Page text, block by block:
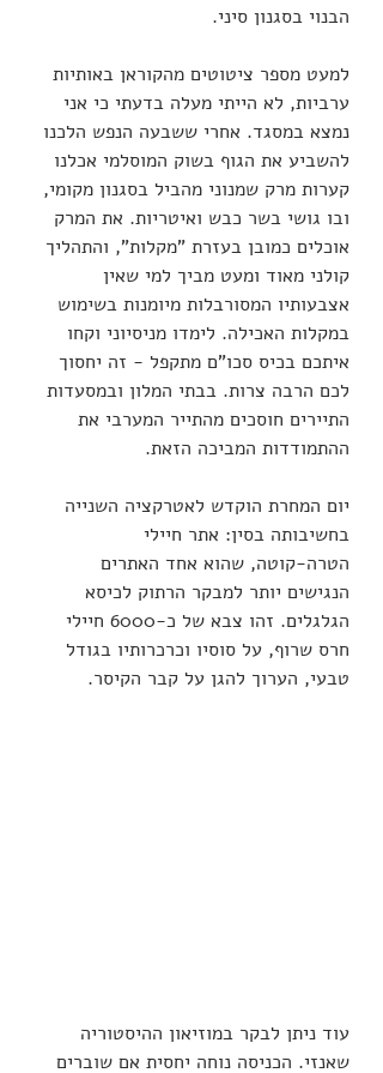
הבנוי בסגנון סיני.
למעט מספר ציטוטים מהקוראן באותיות
ערביות, לא הייתי מעלה בדעתי כי אני
נמצא במסגד. אחרי ששבעה הנפש הלכנו
להשביע את הגוף בשוק המוסלמי אכלנו
קערות מרק שמנוני מהביל בסגנון מקומי,
ובו גושי בשר כבש ואיטריות. את המרק
אוכלים כמובן בעזרת "מקלות", והתהליך
קולני מאוד ומעט מביך למי שאין
אצבעותיו המסורבלות מיומנות בשימוש
במקלות האכילה. לימדו מניסיוני וקחו
איתכם בכיס סכו"ם מתקפל - זה יחסוך
לכם הרבה צרות. בבתי המלון ובמסעדות
התיירים חוסכים מהתייר המערבי את
ההתמודדות המביכה הזאת.
יום המחרת הוקדש לאטרקציה השנייה
בחשיבותה בסין: אתר חיילי
הטרה-קוטה, שהוא אחד האתרים
הנגישים יותר למבקר הרתוק לכיסא
הגלגלים. זהו צבא של כ-6000 חיילי
חרס שרוף, על סוסיו וכרכרותיו בגודל
טבעי, הערוך להגן על קבר הקיסר.
עוד ניתן לבקר במוזיאון ההיסטוריה
שאנזי. הכניסה נוחה יחסית אם שוברים